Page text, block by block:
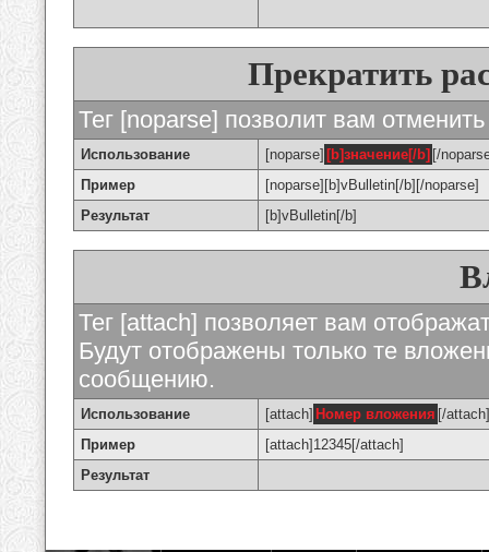
Прекратить
Тег [noparse] позволит вам
Использование [noparse] [b]значение[/b] [/
Пример
[noparse][b]vBulletin[/b][/noparse]
Результат
[b]vBulletin[/b]
Тег [attach] позволяет вам
Будут отображены только те
сообщению.
Использование [attach] Номер вложения [/attach]
Пример
[attach]12345[/attach]
Результат